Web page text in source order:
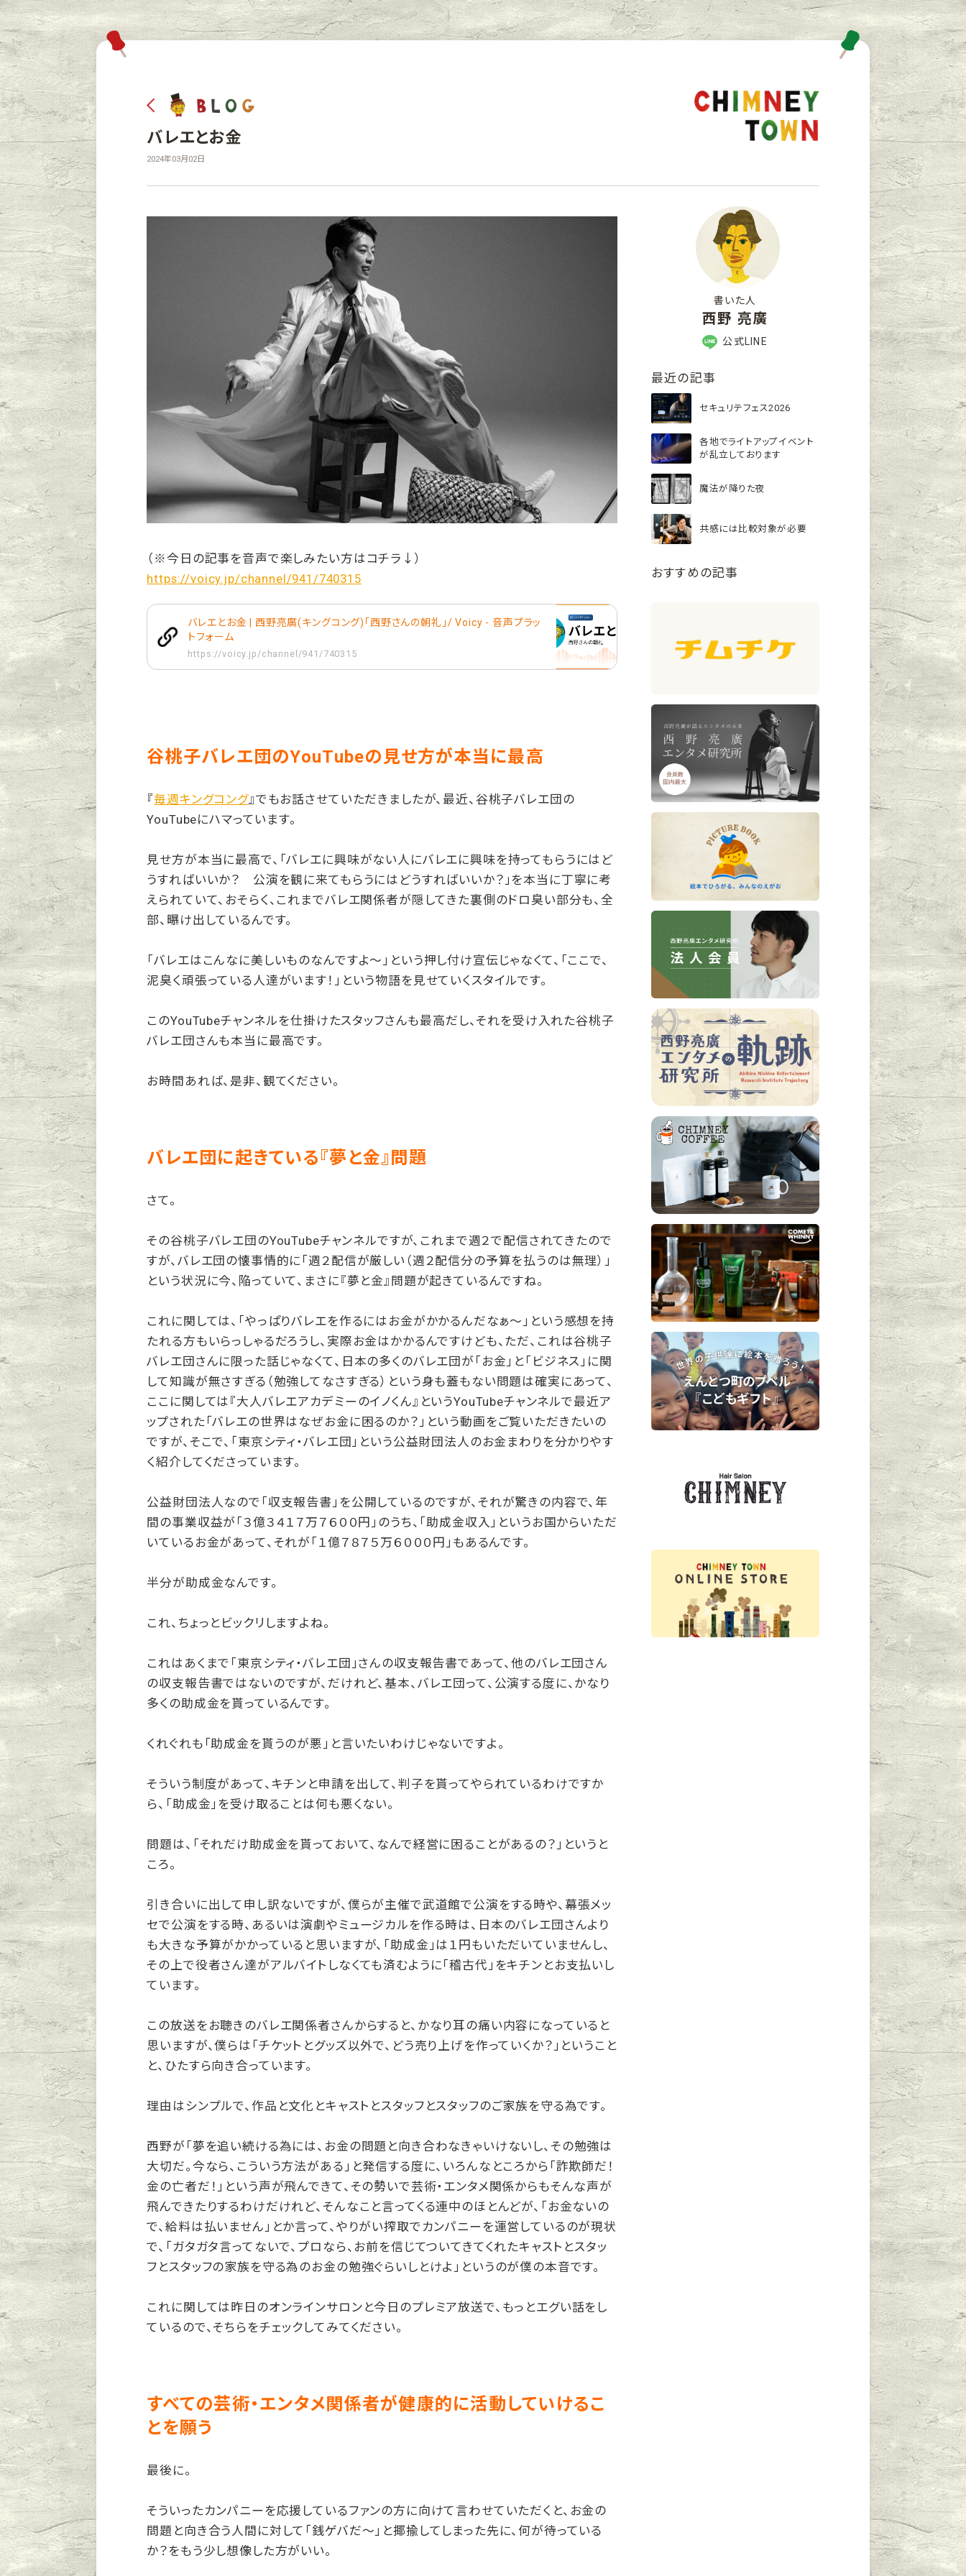
バレエとお金
2024年03月02日
（※今日の記事を音声で楽しみたい方はコチラ↓）
https://voicy.jp/channel/941/740315
バレエとお金 | 西野亮廣(キングコング)「西野さんの朝礼」/ Voicy - 音声プラッ
トフォーム
https://voicy.jp/channel/941/740315
谷桃子バレエ団のYouTubeの見せ方が本当に最高
『毎週キングコング』でもお話させていただきましたが、最近、谷桃子バレエ団の
YouTubeにハマっています。
見せ方が本当に最高で、「バレエに興味がない人にバレエに興味を持ってもらうにはど
うすればいいか？ 公演を観に来てもらうにはどうすればいいか？」を本当に丁寧に考
えられていて、おそらく、これまでバレエ関係者が隠してきた裏側のドロ臭い部分も、全
部、曝け出しているんです。
「バレエはこんなに美しいものなんですよ〜」という押し付け宣伝じゃなくて、「ここで、
泥臭く頑張っている人達がいます！」という物語を見せていくスタイルです。
このYouTubeチャンネルを仕掛けたスタッフさんも最高だし、それを受け入れた谷桃子
バレエ団さんも本当に最高です。
お時間あれば、是非、観てください。
バレエ団に起きている『夢と金』問題
さて。
その谷桃子バレエ団のYouTubeチャンネルですが、これまで週２で配信されてきたので
すが、バレエ団の懐事情的に「週２配信が厳しい（週２配信分の予算を払うのは無理）」
という状況に今、陥っていて、まさに『夢と金』問題が起きているんですね。
これに関しては、「やっぱりバレエを作るにはお金がかかるんだなぁ〜」という感想を持
たれる方もいらっしゃるだろうし、実際お金はかかるんですけども、ただ、これは谷桃子
バレエ団さんに限った話じゃなくて、日本の多くのバレエ団が「お金」と「ビジネス」に関
して知識が無さすぎる（勉強してなさすぎる）という身も蓋もない問題は確実にあって、
ここに関しては『大人バレエアカデミーのイノくん』というYouTubeチャンネルで最近ア
ップされた「バレエの世界はなぜお金に困るのか？」という動画をご覧いただきたいの
ですが、そこで、「東京シティ・バレエ団」という公益財団法人のお金まわりを分かりやす
く紹介してくださっています。
公益財団法人なので「収支報告書」を公開しているのですが、それが驚きの内容で、年
間の事業収益が「３億３４１７万７６００円」のうち、「助成金収入」というお国からいただ
いているお金があって、それが「１億７８７５万６０００円」もあるんです。
半分が助成金なんです。
これ、ちょっとビックリしますよね。
これはあくまで「東京シティ・バレエ団」さんの収支報告書であって、他のバレエ団さん
の収支報告書ではないのですが、だけれど、基本、バレエ団って、公演する度に、かなり
多くの助成金を貰っているんです。
くれぐれも「助成金を貰うのが悪」と言いたいわけじゃないですよ。
そういう制度があって、キチンと申請を出して、判子を貰ってやられているわけですか
ら、「助成金」を受け取ることは何も悪くない。
問題は、「それだけ助成金を貰っておいて、なんで経営に困ることがあるの？」というと
ころ。
引き合いに出して申し訳ないですが、僕らが主催で武道館で公演をする時や、幕張メッ
セで公演をする時、あるいは演劇やミュージカルを作る時は、日本のバレエ団さんより
も大きな予算がかかっていると思いますが、「助成金」は１円もいただいていませんし、
その上で役者さん達がアルバイトしなくても済むように「稽古代」をキチンとお支払いし
ています。
この放送をお聴きのバレエ関係者さんからすると、かなり耳の痛い内容になっていると
思いますが、僕らは「チケットとグッズ以外で、どう売り上げを作っていくか？」ということ
と、ひたすら向き合っています。
理由はシンプルで、作品と文化とキャストとスタッフとスタッフのご家族を守る為です。
西野が「夢を追い続ける為には、お金の問題と向き合わなきゃいけないし、その勉強は
大切だ。今なら、こういう方法がある」と発信する度に、いろんなところから「詐欺師だ！
金の亡者だ！」という声が飛んできて、その勢いで芸術・エンタメ関係からもそんな声が
飛んできたりするわけだけれど、そんなこと言ってくる連中のほとんどが、「お金ないの
で、給料は払いません」とか言って、やりがい搾取でカンパニーを運営しているのが現状
で、「ガタガタ言ってないで、プロなら、お前を信じてついてきてくれたキャストとスタッ
フとスタッフの家族を守る為のお金の勉強ぐらいしとけよ」というのが僕の本音です。
これに関しては昨日のオンラインサロンと今日のプレミア放送で、もっとエグい話をし
ているので、そちらをチェックしてみてください。
すべての芸術・エンタメ関係者が健康的に活動していけるこ
とを願う
最後に。
そういったカンパニーを応援しているファンの方に向けて言わせていただくと、お金の
問題と向き合う人間に対して「銭ゲバだ〜」と揶揄してしまった先に、何が待っている
か？をもう少し想像した方がいい。
書いた人
西野 亮廣
公式LINE
最近の記事
セキュリテフェス2026
各地でライトアップイベント
が乱立しております
魔法が降りた夜
共感には比較対象が必要
おすすめの記事